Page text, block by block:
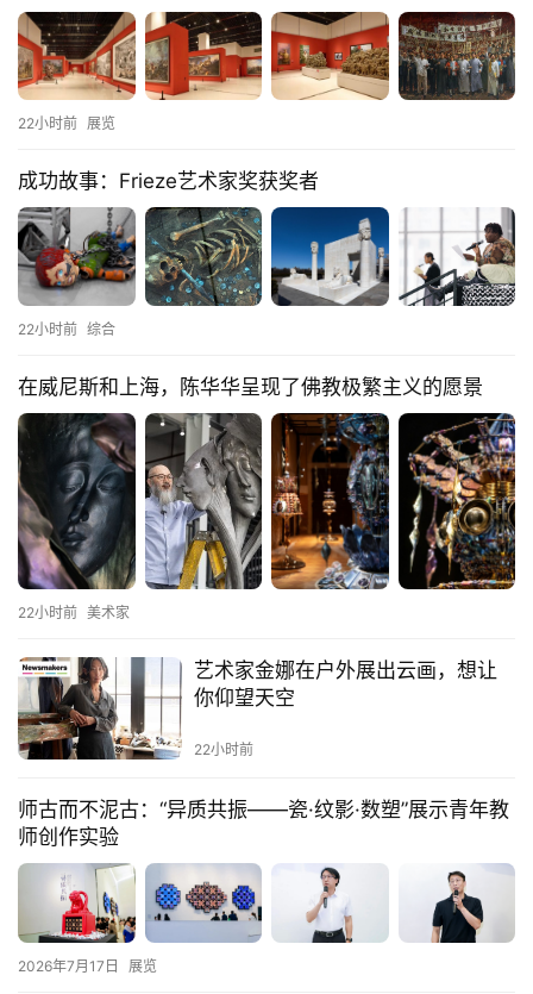
22小时前 展览
成功故事：Frieze艺术家奖获奖者
22小时前 综合
在威尼斯和上海，陈华华呈现了佛教极繁主义的愿景
22小时前 美术家
艺术家金娜在户外展出云画，想让
你仰望天空
22小时前
师古而不泥古：“异质共振——瓷·纹影·数塑”展示青年教
师创作实验
2026年7月17日 展览